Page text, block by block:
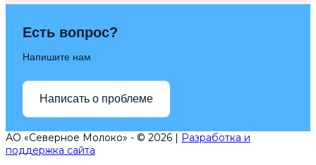
Есть вопрос?
Напишите нам
Написать о проблеме
АО «Северное Молоко» - © 2026 | Разработка и
поддержка сайта